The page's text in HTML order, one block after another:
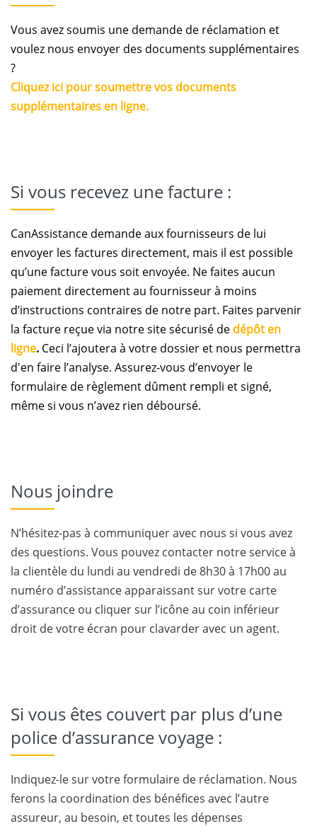
Vous avez soumis une demande de réclamation et
voulez nous envoyer des documents supplémentaires
?
Cliquez ici pour soumettre vos documents
supplémentaires en ligne.
Si vous recevez une facture :
CanAssistance demande aux fournisseurs de lui
envoyer les factures directement, mais il est possible
qu’une facture vous soit envoyée. Ne faites aucun
paiement directement au fournisseur à moins
d’instructions contraires de notre part. Faites parvenir
la facture reçue via notre site sécurisé de dépôt en
ligne. Ceci l’ajoutera à votre dossier et nous permettra
d'en faire l’analyse. Assurez-vous d’envoyer le
formulaire de règlement dûment rempli et signé,
même si vous n’avez rien déboursé.
Nous joindre
N’hésitez-pas à communiquer avec nous si vous avez
des questions. Vous pouvez contacter notre service à
la clientèle du lundi au vendredi de 8h30 à 17h00 au
numéro d’assistance apparaissant sur votre carte
d’assurance ou cliquer sur l’icône au coin inférieur
droit de votre écran pour clavarder avec un agent.
Si vous êtes couvert par plus d’une
police d’assurance voyage :
Indiquez-le sur votre formulaire de réclamation. Nous
ferons la coordination des bénéfices avec l’autre
assureur, au besoin, et toutes les dépenses